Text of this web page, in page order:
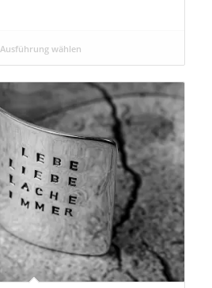
Ausführung wählen